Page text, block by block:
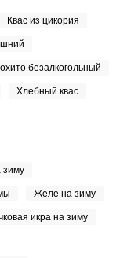
Квас из цикория
безалкогольный
Хлебный квас
зиму
Желе на зиму
икра на зиму